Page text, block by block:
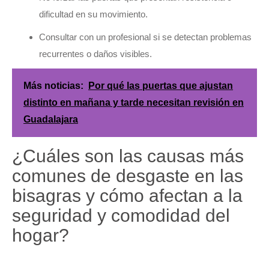
dificultad en su movimiento.
Consultar con un profesional si se detectan problemas
recurrentes o daños visibles.
Más noticias:
Por qué las puertas que ajustan
distinto en mañana y tarde necesitan revisión en
Guadalajara
¿Cuáles son las causas más
comunes de desgaste en las
bisagras y cómo afectan a la
seguridad y comodidad del
hogar?